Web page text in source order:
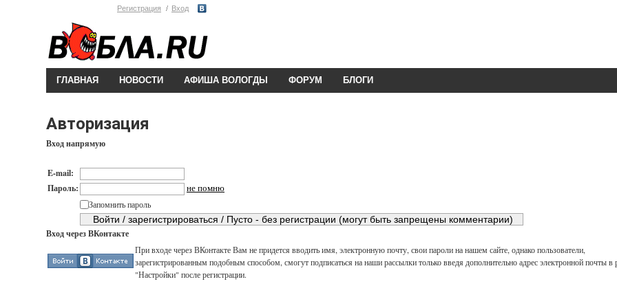
Регистрация Вход
ГЛАВНАЯ НОВОСТИ АФИША ВОЛОГДЫ ФОРУМ БЛОГИ
Авторизация
Вход напрямую
E-mail:
Пароль:
не помню
Запомнить пароль
Вход через ВКонтакте
При входе через ВКонтакте Вам не придется вводить имя, электронную почту, свои пароли на нашем сайте, однако пользователи,
зарегистрированным подобным способом, смогут подписаться на наши рассылки только введя дополнительно адрес электронной почты в
"Настройки" после регистрации.